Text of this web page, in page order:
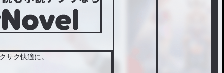
サク快適に。